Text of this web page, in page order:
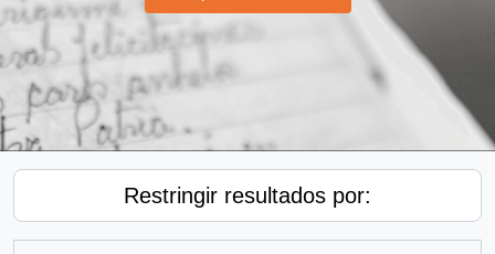
Restringir resultados por: